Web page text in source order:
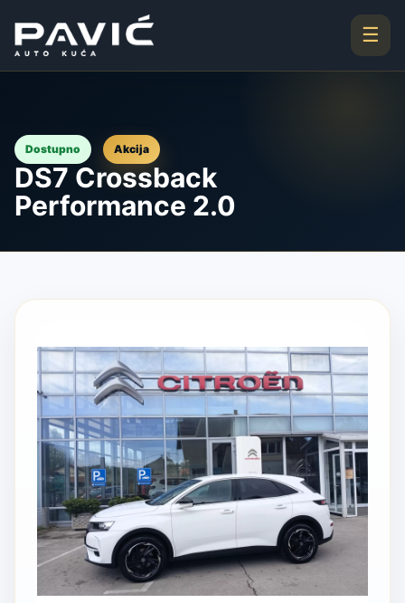
☰
Dostupno Akcija
DS7 Crossback
Performance 2.0